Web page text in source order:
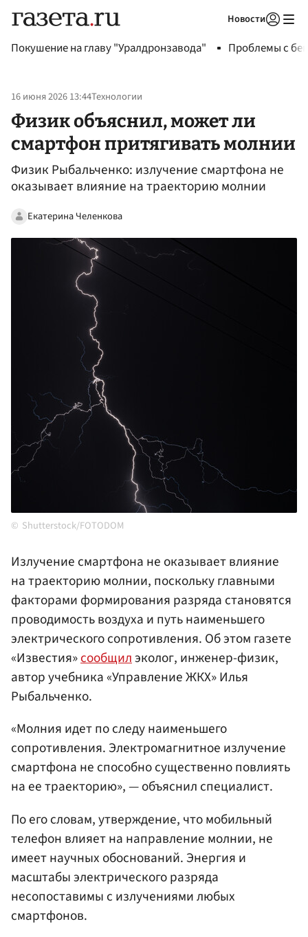
Новости
Покушение на главу "Уралдронзавода" Проблемы с
16 июня 2026 13:44Технологии
Физик объяснил, может ли
смартфон притягивать молнии
Физик Рыбальченко: излучение смартфона не
оказывает влияние на траекторию молнии
Екатерина Челенкова
Shutterstock/FOTODOM
Излучение смартфона не оказывает влияние
на траекторию молнии, поскольку главными
факторами формирования разряда становятся
проводимость воздуха и путь наименьшего
электрического сопротивления. Об этом газете
«Известия»сообщилэколог, инженер-физик,
автор учебника «Управление ЖКХ» Илья
Рыбальченко.
«Молния идет по следу наименьшего
сопротивления. Электромагнитное излучение
смартфона не способно существенно повлиять
на ее траекторию», — объяснил специалист.
По его словам, утверждение, что мобильный
телефон влияет на направление молнии, не
имеет научных обоснований. Энергия и
масштабы электрического разряда
несопоставимы с излучениями любых
смартфонов.